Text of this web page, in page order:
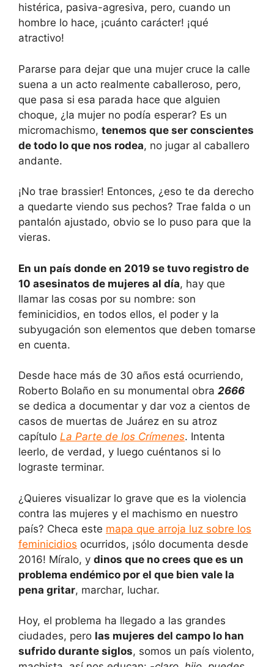
histérica, pasiva-agresiva, pero, cuando un
hombre lo hace, ¡cuánto carácter! ¡qué
atractivo!
Pararse para dejar que una mujer cruce la calle
suena a un acto realmente caballeroso, pero,
que pasa si esa parada hace que alguien
choque, ¿la mujer no podía esperar? Es un
micromachismo, tenemos que ser conscientes
de todo lo que nos rodea, no jugar al caballero
andante.
¡No trae brassier! Entonces, ¿eso te da derecho
a quedarte viendo sus pechos? Trae falda o un
pantalón ajustado, obvio se lo puso para que la
vieras.
En un país donde en 2019 se tuvo registro de
10 asesinatos de mujeres al día, hay que
llamar las cosas por su nombre: son
feminicidios, en todos ellos, el poder y la
subyugación son elementos que deben tomarse
en cuenta.
Desde hace más de 30 años está ocurriendo,
Roberto Bolaño en su monumental obra 2666
se dedica a documentar y dar voz a cientos de
casos de muertas de Juárez en su atroz
capítulo La Parte de los Crímenes. Intenta
leerlo, de verdad, y luego cuéntanos si lo
lograste terminar.
¿Quieres visualizar lo grave que es la violencia
contra las mujeres y el machismo en nuestro
país? Checa este mapa que arroja luz sobre los
feminicidios ocurridos, ¡sólo documenta desde
2016! Míralo, y dinos que no crees que es un
problema endémico por el que bien vale la
pena gritar, marchar, luchar.
Hoy, el problema ha llegado a las grandes
ciudades, pero las mujeres del campo lo han
sufrido durante siglos, somos un país violento,